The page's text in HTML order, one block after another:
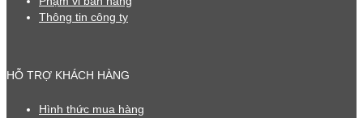
Thông tin công ty
HỖ TRỢ KHÁCH HÀNG
Hình thức mua hàng